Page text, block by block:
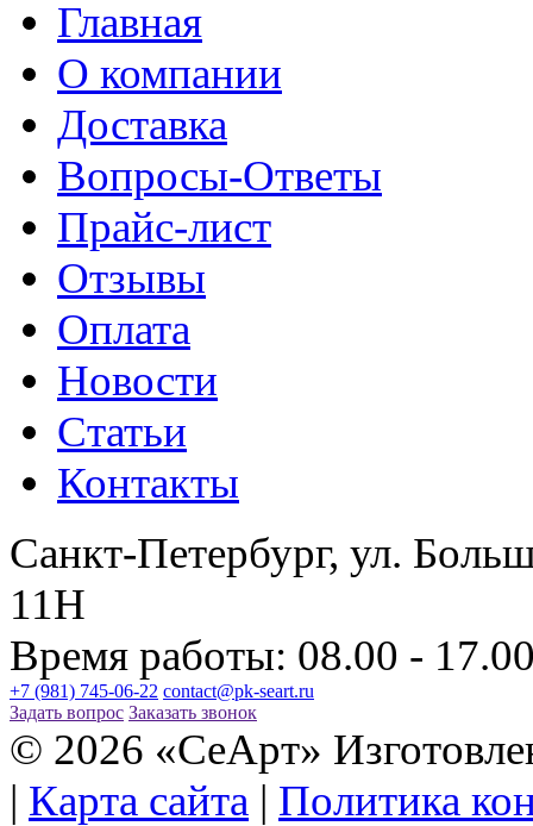
Главная
О компании
Доставка
Вопросы-Ответы
Прайс-лист
Отзывы
Оплата
Новости
Статьи
Контакты
Санкт-Петербург, ул.
11Н
Время работы: 08.00 -
+7 (981) 745-06-22 contact@pk-seart.ru
Задать вопрос Заказать звонок
© 2026 «СеАрт»
| Карта сайта | Политика